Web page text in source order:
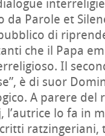
da Parole et
di
che il Papa
Il
è di suor
A parere del
l’autrice lo fa in